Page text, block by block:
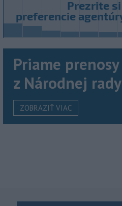
Priame prenosy
z Národnej rady
ZOBRAZIŤ VIAC